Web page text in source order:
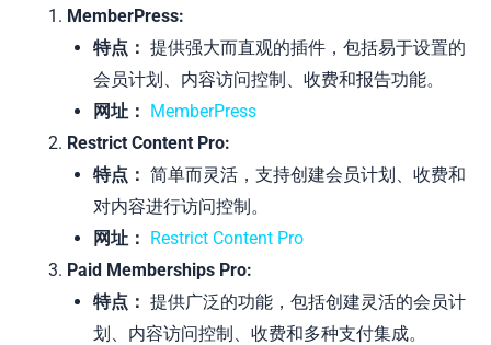
MemberPress:
特点： 提供强大而直观的插件，包括易于设置的
会员计划、内容访问控制、收费和报告功能。
网址： MemberPress
Restrict Content Pro:
特点： 简单而灵活，支持创建会员计划、收费和
对内容进行访问控制。
网址： Restrict Content Pro
Paid Memberships Pro:
特点： 提供广泛的功能，包括创建灵活的会员计
划、内容访问控制、收费和多种支付集成。